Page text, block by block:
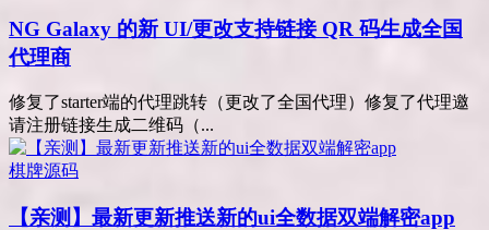
NG Galaxy 的新 UI/更改支持链接 QR 码生成全国
代理商
修复了starter端的代理跳转（更改了全国代理）修复了代理邀
请注册链接生成二维码（...
棋牌源码
【亲测】最新更新推送新的ui全数据双端解密app